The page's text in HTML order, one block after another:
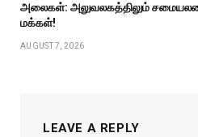
அலைகள்: அலுவலகத்திலும்
மக்கள்!
AUGUST 7, 2026
LEAVE A REPLY